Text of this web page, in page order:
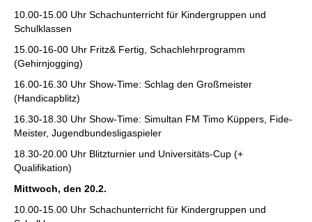
10.00-15.00 Uhr Schachunterricht für Kindergruppen und
Schulklassen
15.00-16-00 Uhr Fritz& Fertig, Schachlehrprogramm
(Gehirnjogging)
16.00-16.30 Uhr Show-Time: Schlag den Großmeister
(Handicapblitz)
16.30-18.30 Uhr Show-Time: Simultan FM Timo Küppers, Fide-
Meister, Jugendbundesligaspieler
18.30-20.00 Uhr Blitzturnier und Universitäts-Cup (+
Qualifikation)
Mittwoch, den 20.2.
10.00-15.00 Uhr Schachunterricht für Kindergruppen und